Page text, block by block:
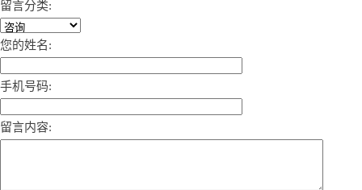
留言分类:
您的姓名:
手机号码:
留言内容: